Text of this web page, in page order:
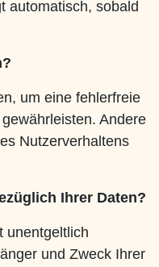
automatisch, sobald
um eine fehlerfreie
Andere
Nutzerverhaltens
Ihrer Daten?
unentgeltlich
und Zweck Ihrer